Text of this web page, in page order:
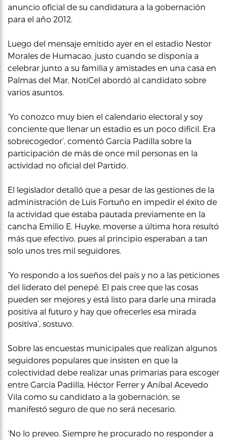
anuncio oficial de su candidatura a la gobernación
para el año 2012.
Luego del mensaje emitido ayer en el estadio Nestor
Morales de Humacao, justo cuando se disponía a
celebrar junto a su familia y amistades en una casa en
Palmas del Mar, NotiCel abordó al candidato sobre
varios asuntos.
‘Yo conozco muy bien el calendario electoral y soy
conciente que llenar un estadio es un poco difícil. Era
sobrecogedor’, comentó García Padilla sobre la
participación de más de once mil personas en la
actividad no oficial del Partido.
El legislador detalló que a pesar de las gestiones de la
administración de Luis Fortuño en impedir el éxito de
la actividad que estaba pautada previamente en la
cancha Emilio E. Huyke, moverse a última hora resultó
más que efectivo, pues al principio esperaban a tan
solo unos tres mil seguidores.
‘Yo respondo a los sueños del país y no a las peticiones
del liderato del penepé. El país cree que las cosas
pueden ser mejores y está listo para darle una mirada
positiva al futuro y hay que ofrecerles esa mirada
positiva’, sostuvo.
Sobre las encuestas municipales que realizan algunos
seguidores populares que insisten en que la
colectividad debe realizar unas primarias para escoger
entre García Padilla, Héctor Ferrer y Aníbal Acevedo
Vila como su candidato a la gobernación, se
manifestó seguro de que no será necesario.
‘No lo preveo. Siempre he procurado no responder a